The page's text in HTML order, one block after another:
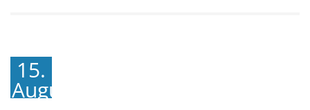
15.
August